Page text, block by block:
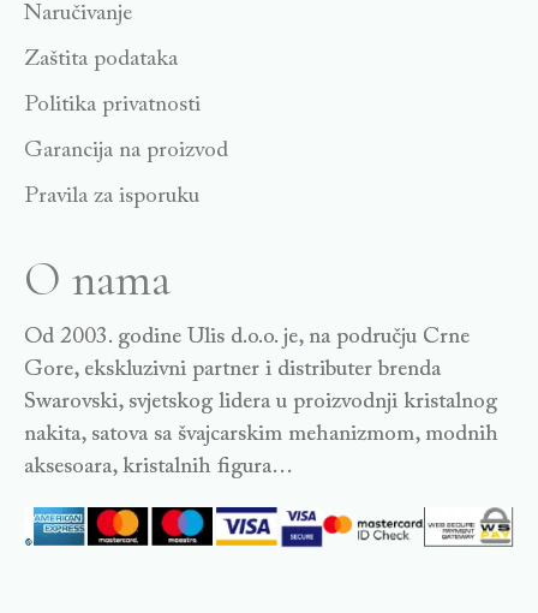
Naručivanje
Zaštita podataka
Politika privatnosti
Garancija na proizvod
Pravila za isporuku
O nama
Od 2003. godine Ulis d.o.o. je, na području Crne
Gore, ekskluzivni partner i distributer brenda
Swarovski, svjetskog lidera u proizvodnji kristalnog
nakita, satova sa švajcarskim mehanizmom, modnih
aksesoara, kristalnih figura…